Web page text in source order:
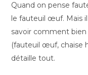
Quand on pense
le fauteuil œuf. Mais
savoir comment
(fauteuil œuf, chaise
détaille tout.